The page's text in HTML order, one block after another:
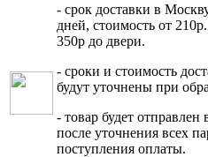
- срок доставки в
дней, стоимость от
350р до двери.
- сроки и стоимость
будут уточнены при
- товар будет
после уточнения всех
поступления оплаты.